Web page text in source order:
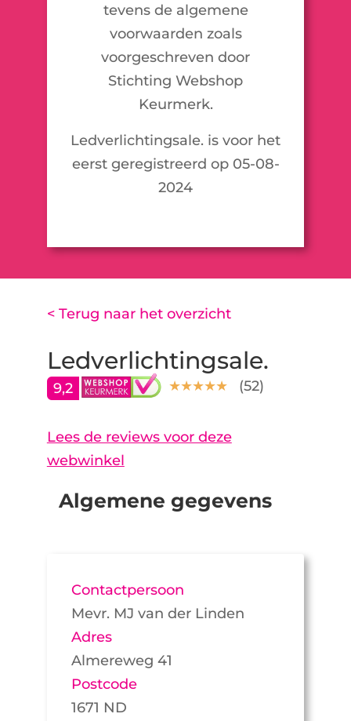
tevens de algemene
voorwaarden zoals
voorgeschreven door
Stichting Webshop
Keurmerk.
Ledverlichtingsale. is voor het
eerst geregistreerd op 05-08-
2024
< Terug naar het overzicht
Ledverlichtingsale.
9,2 (52)
Lees de reviews voor deze
webwinkel
Algemene gegevens
Contactpersoon
Mevr. MJ van der Linden
Adres
Almereweg 41
Postcode
1671 ND